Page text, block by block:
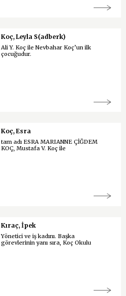
Koç, Leyla S(adberk)
Ali Y. Koç ile Nevbahar Koç’un ilk
çocuğudur.
Koç, Esra
tam adı ESRA MARIANNE ÇİĞDEM
KOÇ, Mustafa V. Koç ile
Kıraç, İpek
Yönetici ve iş kadını. Başka
görevlerinin yanı sıra, Koç Okulu